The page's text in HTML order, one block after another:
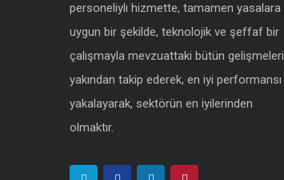
personeliylı hizmette, tamamen yasalara
uygun bir şekilde, teknolojik ve şeffaf bir
çalışmayla mevzuattaki bütün gelişmeleri
yakından takip ederek, en iyi performansı
yakalayarak, sektörün en iyilerinden
olmaktır.